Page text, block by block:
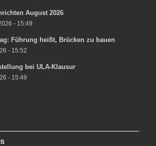
August 2026
- 15:49
Führung heißt, Brücken zu bauen
- 15:52
bei ULA-Klausur
- 15:49